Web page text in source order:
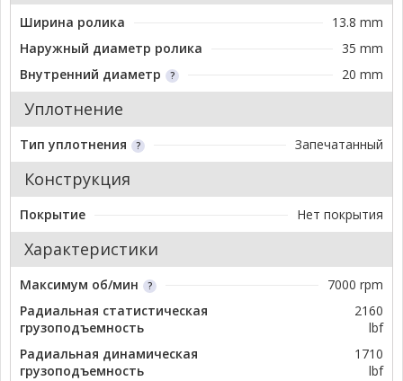
Ширина ролика
13.8 mm
Наружный диаметр ролика
35 mm
Внутренний диаметр
20 mm
Уплотнение
Тип уплотнения Запечатанный
Конструкция
Покрытие Нет покрытия
Характеристики
Максимум об/мин
7000 rpm
Радиальная статистическая
грузоподъемность
2160
lbf
Радиальная динамическая
грузоподъемность
1710
lbf